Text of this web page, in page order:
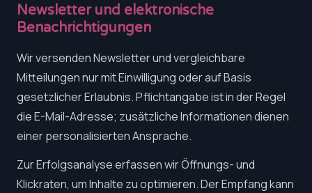
Newsletter und elektronische
Benachrichtigungen
Wir versenden Newsletter und vergleichbare
Mitteilungen nur mit Einwilligung oder auf Basis
gesetzlicher Erlaubnis. Pflichtangabe ist in der Regel
die E-Mail-Adresse; zusätzliche Informationen dienen
einer personalisierten Ansprache.
Zur Erfolgsanalyse erfassen wir Öffnungs- und
Klickraten, um Inhalte zu optimieren. Der Empfang kann